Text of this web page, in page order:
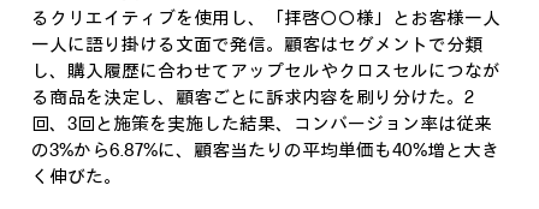
るクリエイティブを使用し、「拝啓〇〇様」とお客様一人
一人に語り掛ける文面で発信。顧客はセグメントで分類
し、購入履歴に合わせてアップセルやクロスセルにつなが
る商品を決定し、顧客ごとに訴求内容を刷り分けた。2
回、3回と施策を実施した結果、コンバージョン率は従来
の3%から6.87%に、顧客当たりの平均単価も40%増と大き
く伸びた。